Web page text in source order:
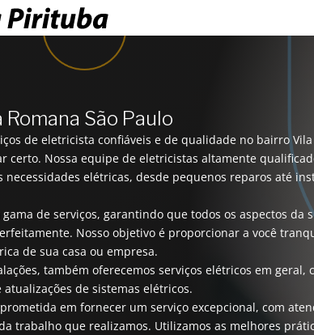
São Paulo
de eletricista confiáveis e de qualidade no bairro
certo. Nossa equipe de eletricistas altamente
necessidades elétricas, desde pequenos reparos até
de serviços, garantindo que todos os aspectos da
Nosso objetivo é proporcionar a você
de sua casa ou empresa.
também oferecemos serviços elétricos em geral,
de sistemas elétricos.
em fornecer um serviço excepcional, com
trabalho que realizamos. Utilizamos as melhores